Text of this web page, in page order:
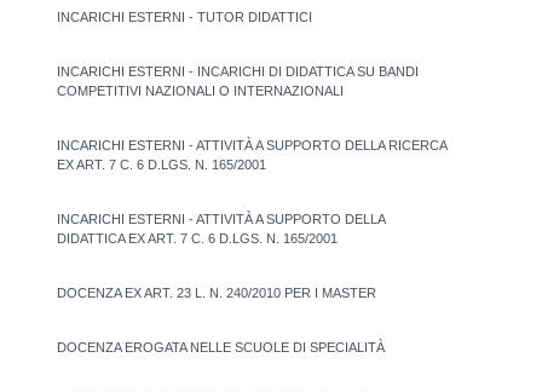
INCARICHI ESTERNI - TUTOR DIDATTICI
INCARICHI ESTERNI - INCARICHI DI DIDATTICA SU BANDI
COMPETITIVI NAZIONALI O INTERNAZIONALI
INCARICHI ESTERNI - ATTIVITÀ A SUPPORTO DELLA RICERCA
EX ART. 7 C. 6 D.LGS. N. 165/2001
INCARICHI ESTERNI - ATTIVITÀ A SUPPORTO DELLA
DIDATTICA EX ART. 7 C. 6 D.LGS. N. 165/2001
DOCENZA EX ART. 23 L. N. 240/2010 PER I MASTER
DOCENZA EROGATA NELLE SCUOLE DI SPECIALITÀ